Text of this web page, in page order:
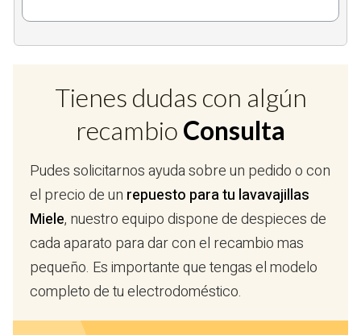
Tienes dudas con algún
recambio Consulta
Pudes solicitarnos ayuda sobre un pedido o con
el precio de un repuesto para tu lavavajillas
Miele, nuestro equipo dispone de despieces de
cada aparato para dar con el recambio mas
pequeño. Es importante que tengas el modelo
completo de tu electrodoméstico.